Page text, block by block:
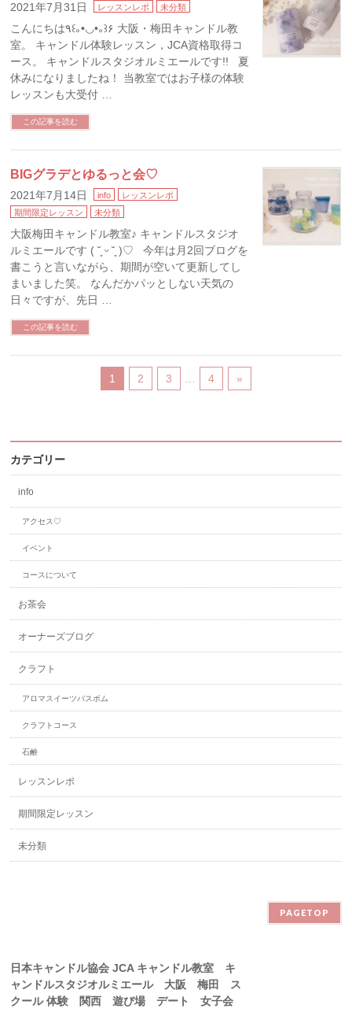
2021年7月31日 レッスンレポ 未分類
こんにちは٩꒰｡•◡•｡꒱۶ 大阪・梅田キャンドル教
室。 キャンドル体験レッスン，JCA資格取得コ
ース。 キャンドルスタジオルミエールです!! 夏
休みになりましたね！ 当教室ではお子様の体験
レッスンも大受付 …
この記事を読む
BIGグラデとゆるっと会♡
2021年7月14日 info
レッスンレポ
期間限定レッスン
未分類
大阪梅田キャンドル教室♪ キャンドルスタジオ
ルミエールです ( ˘͈ ᵕ ˘͈ )♡ 今年は月2回ブログを
書こうと言いながら、期間が空いて更新してし
まいました笑。 なんだかパッとしない天気の
日々ですが、先日 …
この記事を読む
1 2 3 4 »
カテゴリー
info
アクセス♡
イベント
コースについて
お茶会
オーナーズブログ
クラフト
アロマスイーツバスボム
クラフトコース
石鹸
レッスンレポ
期間限定レッスン
未分類
PAGETOP
日本キャンドル協会 JCA キャンドル教室 キ
ャンドルスタジオルミエール 大阪 梅田 ス
クール 体験 関西 遊び場 デート 女子会